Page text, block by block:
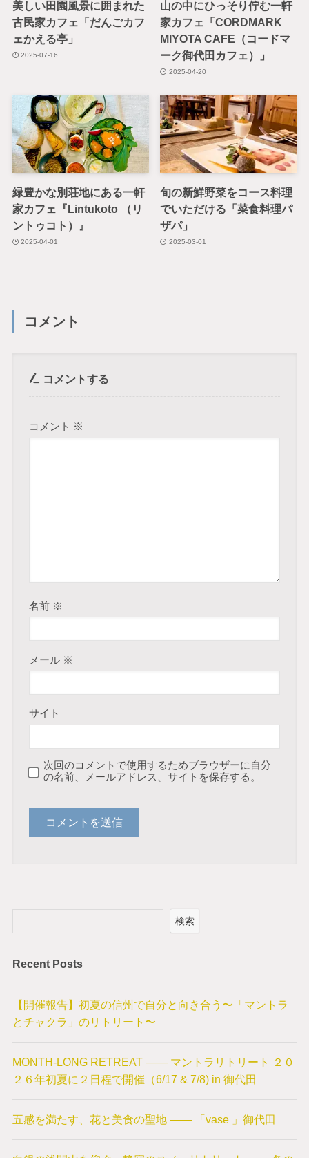
美しい田園風景に囲まれた
古民家カフェ「だんごカフ
ェかえる亭」
2025-07-16
山の中にひっそり佇む一軒
家カフェ「CORDMARK
MIYOTA CAFE（コードマ
ーク御代田カフェ）」
2025-04-20
緑豊かな別荘地にある一軒
家カフェ『Lintukoto （リ
ントゥコト）』
2025-04-01
旬の新鮮野菜をコース料理
でいただける「菜食料理パ
ザパ」
2025-03-01
コメント
コメントする
コメント ※
名前 ※
メール ※
サイト
次回のコメントで使用するためブラウザーに自分
の名前、メールアドレス、サイトを保存する。
検索
Recent Posts
【開催報告】初夏の信州で自分と向き合う〜「マントラ
とチャクラ」のリトリート〜
MONTH-LONG RETREAT —— マントラリトリート ２０
２６年初夏に２日程で開催（6/17 & 7/8) in 御代田
五感を満たす、花と美食の聖地 —— 「vase 」御代田